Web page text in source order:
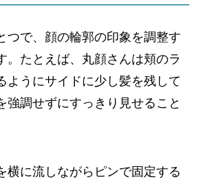
つで、顔の輪郭の印象を調整す
。たとえば、丸顔さんは頬のラ
ようにサイドに少し髪を残して
強調せずにすっきり見せること
横に流しながらピンで固定する